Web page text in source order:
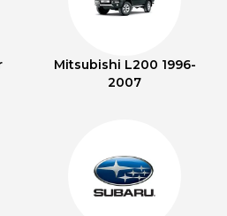
Mitsubishi L200 1996-
2007